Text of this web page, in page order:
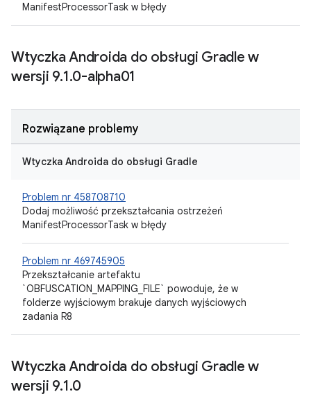
ManifestProcessorTask w błędy
Wtyczka Androida do obsługi Gradle w
wersji 9.1.0-alpha01
Rozwiązane problemy
Wtyczka Androida do obsługi Gradle
Problem nr 458708710
Dodaj możliwość przekształcania ostrzeżeń
ManifestProcessorTask w błędy
Problem nr 469745905
Przekształcanie artefaktu
`OBFUSCATION_MAPPING_FILE` powoduje, że w
folderze wyjściowym brakuje danych wyjściowych
zadania R8
Wtyczka Androida do obsługi Gradle w
wersji 9.1.0